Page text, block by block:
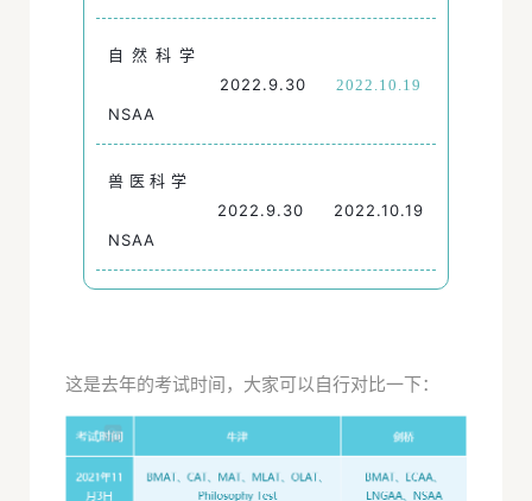
自然科学
NSAA
2022.9.30 2022.10.19
兽医科学
NSAA
2022.9.30 2022.10.19
这是去年的考试时间，大家可以自行对比一下：